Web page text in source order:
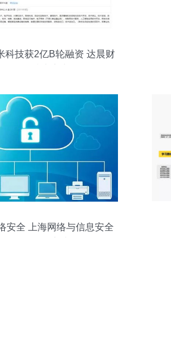
科技获2亿B轮融资 达晨财
安全 上海网络与信息安全